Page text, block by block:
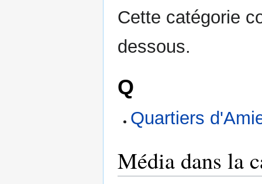
Cette catégorie
dessous.
Q
Quartiers
Média dans la